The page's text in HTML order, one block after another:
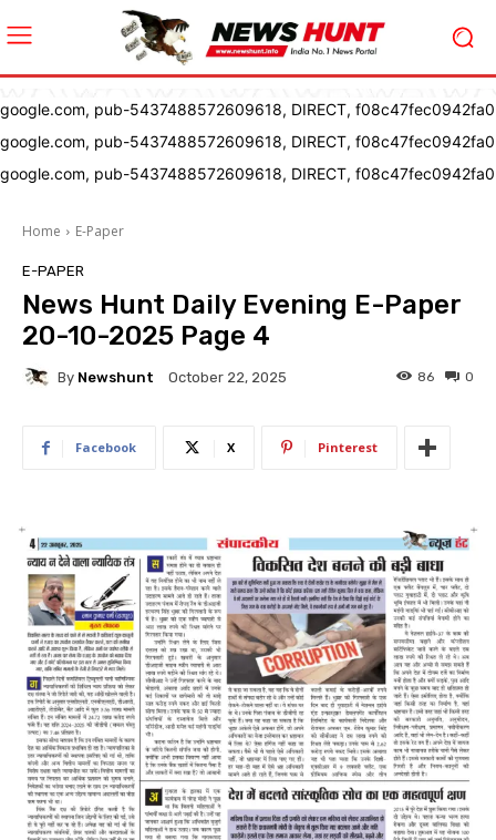
google.com, pub-5437488572609618, DIRECT, f08c47fec0942fa0
google.com, pub-5437488572609618, DIRECT, f08c47fec0942fa0
google.com, pub-5437488572609618, DIRECT, f08c47fec0942fa0
Home E-Paper
E-PAPER
News Hunt Daily Evening E-Paper
20-10-2025 Page 4
By Newshunt October 22, 2025 0
86
Facebook X Pinterest